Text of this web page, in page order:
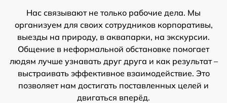
Нас связывают не только рабочие дела. Мы
организуем для своих сотрудников корпоративы,
выезды на природу, в аквапарки, на экскурсии.
Общение в неформальной обстановке помогает
людям лучше узнавать друг друга и как результат –
выстраивать эффективное взаимодействие. Это
позволяет нам достигать поставленных целей и
двигаться вперёд.